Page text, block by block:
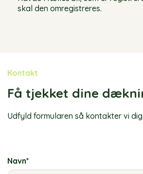
skal den omregistreres.
Kontakt
Få tjekket dine
Udfyld formularen så kontakter vi dig.
Navn*